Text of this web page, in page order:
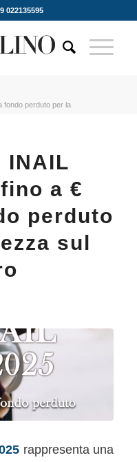
022135595
fondo perduto per la
INAIL
a €
perduto
sul
rappresenta una